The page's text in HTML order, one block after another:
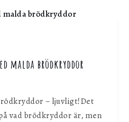
malda brödkryddor
– ljuvligt!Det
vad brödkryddor är, men